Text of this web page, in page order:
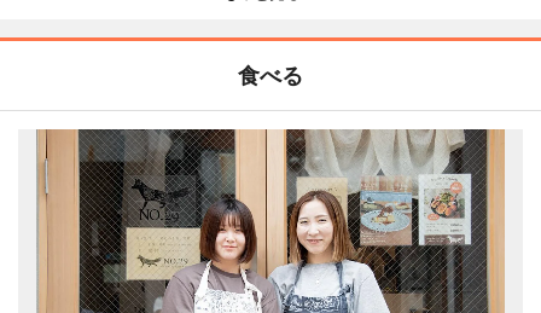
食べる